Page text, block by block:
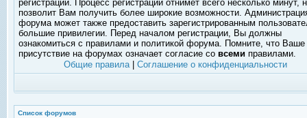
регистрации. Процесс регистрации отнимет всего несколько минут,
позволит Вам получить более широкие возможности.
форума может также предоставить зарегистрированным
большие привилегии. Перед началом регистрации, Вы должны
ознакомиться с правилами и политикой форума. Помните, что Ваше
присутствие на форумах означает согласие со всеми правилами.
Общие правила| Соглашение о конфиденциальности
Список форумов